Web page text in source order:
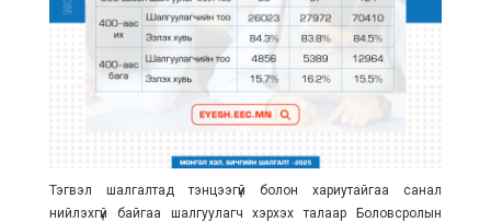
Тэгвэл шалгалтад тэнцээгүй болон хариутайгаа санал
нийлэхгүй байгаа шалгуулагч хэрхэх талаар Боловсролын